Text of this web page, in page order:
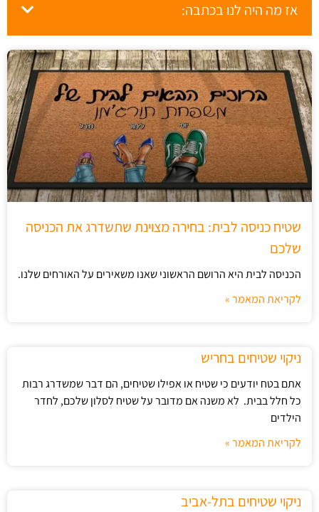
אז מה היה לנו בכתבה:
שטיח כניסה לבית: בחירה מצוינת שתשדרג את הכניסה
שלכם
הכניסה לבית היא הרושם הראשוני שאנו משאירים על האורחים שלנו.
לקריאת המאמר »
ניקוי שטיחים בחריש
אתם בטח יודעים כי שטיח או אפילו שטיחים, הם דבר שמשדרג רבות
כל חלל בבית. לא משנה אם מדובר על שטיח לסלון שלכם, לחדר
הילדים
לקריאת המאמר »
ניקוי שטיחים בתל-אביב